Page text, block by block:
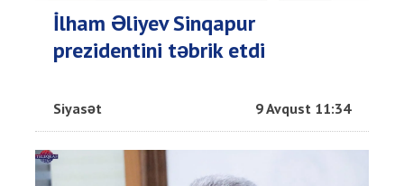
İlham Əliyev Sinqapur
prezidentini təbrik etdi
Siyasət 9 Avqust 11:34